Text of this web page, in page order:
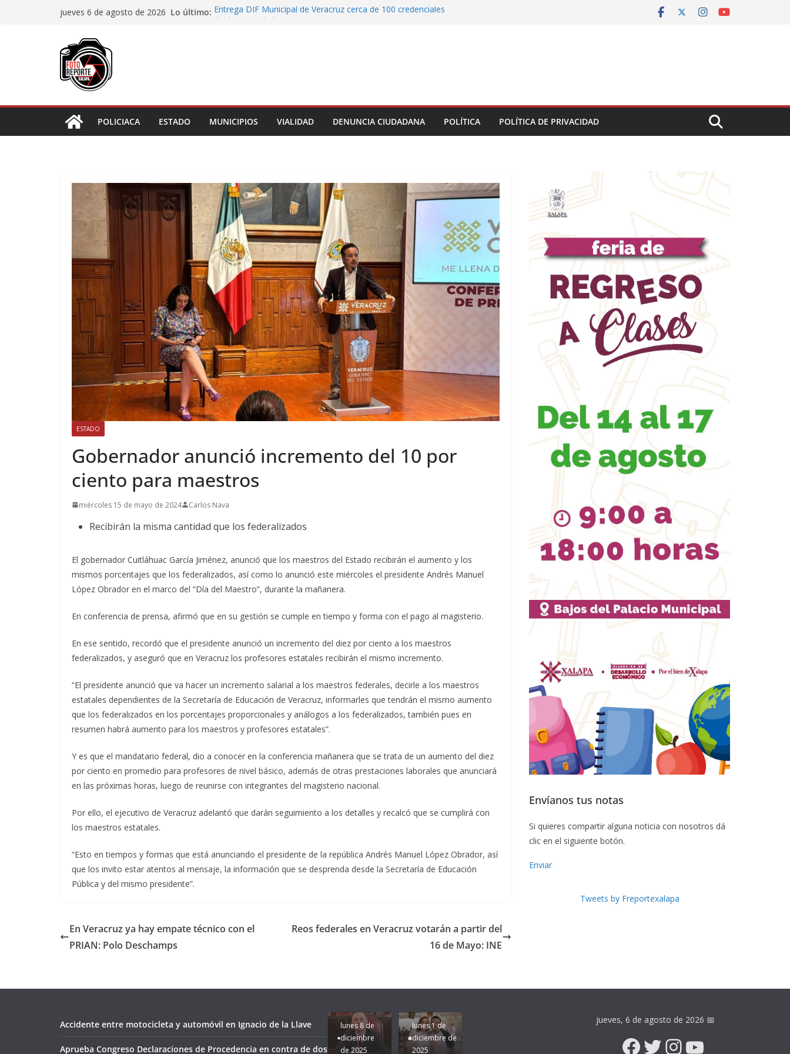
jueves 6 de agosto de 2026 Lo último: Entrega DIF Municipal de Veracruz cerca de 100 credenciales
representar riesgos; no es tala ilegal
POLICIACA
ESTADO MUNICIPIOS VIALIDAD DENUNCIA CIUDADANA POLÍTICA POLÍTICA DE PRIVACIDAD
ESTADO
Gobernador anunció incremento del 10 por
ciento para maestros
miércoles 15 de mayo de 2024 Carlos Nava
Recibirán la misma cantidad que los federalizados
El gobernador Cuitláhuac García Jiménez, anunció que los maestros del Estado recibirán el aumento y los
mismos porcentajes que los federalizados, así como lo anunció este miércoles el presidente Andrés Manuel
López Obrador en el marco del “Día del Maestro”, durante la mañanera.
En conferencia de prensa, afirmó que en su gestión se cumple en tiempo y forma con el pago al magisterio.
En ese sentido, recordó que el presidente anunció un incremento del diez por ciento a los maestros
federalizados, y aseguró que en Veracruz los profesores estatales recibirán el mismo incremento.
“El presidente anunció que va hacer un incremento salarial a los maestros federales, decirle a los maestros
estatales dependientes de la Secretaría de Educación de Veracruz, informarles que tendrán el mismo aumento
que los federalizados en los porcentajes proporcionales y análogos a los federalizados, también pues en
resumen habrá aumento para los maestros y profesores estatales”.
Y es que el mandatario federal, dio a conocer en la conferencia mañanera que se trata de un aumento del diez
por ciento en promedio para profesores de nivel básico, además de otras prestaciones laborales que anunciará
en las próximas horas, luego de reunirse con integrantes del magisterio nacional.
Por ello, el ejecutivo de Veracruz adelantó que darán seguimiento a los detalles y recalcó que se cumplirá con
los maestros estatales.
“Esto en tiempos y formas que está anunciando el presidente de la república Andrés Manuel López Obrador, así
que los invito estar atentos al mensaje, la información que se desprenda desde la Secretaría de Educación
Pública y del mismo presidente”.
En Veracruz ya hay empate técnico con el
PRIAN: Polo Deschamps
Reos federales en Veracruz votarán a partir del
16 de Mayo: INE
Envíanos tus notas
Si quieres compartir alguna noticia con nosotros dá
clic en el siguiente botón.
Enviar
Tweets by Freportexalapa
Accidente entre motocicleta y automóvil en Ignacio de la Llave
Aprueba Congreso Declaraciones de Procedencia en contra de dos
lunes 8 de
diciembre
de 2025
lunes 1 de
diciembre de
2025
Apoyo y
Seguimos la
Ruta que
Marca
Nuestra
Pongamos
de moda;
San
Andrés
Tuxtla
jueves, 6 de agosto de 2026 📅
Facebook
Twitter
Instagram
YouTube